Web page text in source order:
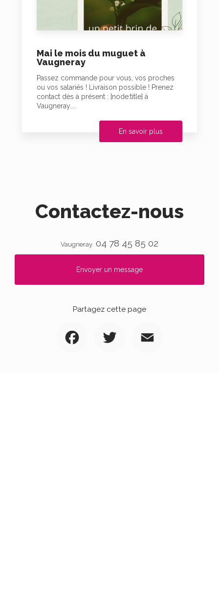
Mai le mois du muguet à
Vaugneray
Passez commande pour vous, vos proches
ou vos salariés ! Livraison possible ! Prenez
contact dès à présent : [node:title] à
Vaugneray....
En savoir plus
Contactez-nous
Vaugneray. 04 78 45 85 02
Envoyer un message
Partagez cette page